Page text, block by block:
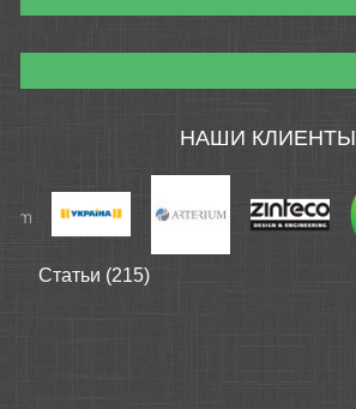
НАШИ КЛИЕНТЫ
Статьи (215)